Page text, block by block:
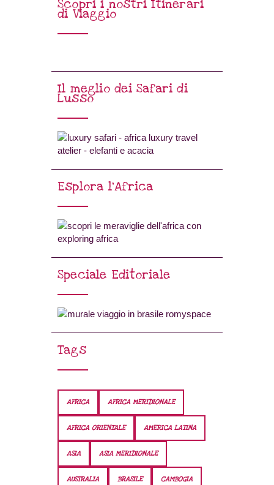
Scopri i nostri Itinerari
di Viaggio
Il meglio dei Safari di
Lusso
Esplora l’Africa
Speciale Editoriale
Tags
AFRICA AFRICA MERIDIONALE
AFRICA ORIENTALE AMERICA LATINA
ASIA ASIA MERIDIONALE
AUSTRALIA BRASILE CAMBOGIA